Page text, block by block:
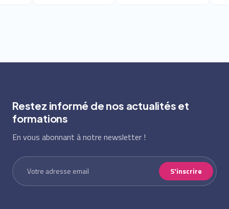
Restez informé de nos actualités et
formations
En vous abonnant à notre newsletter !
S'inscrire